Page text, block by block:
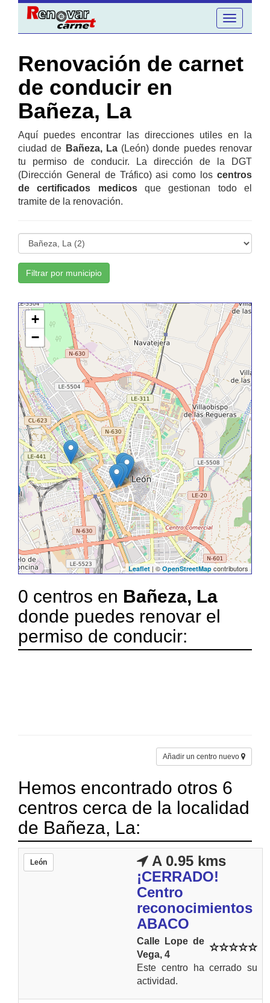
Toggle
navigation
Renovación de carnet
de conducir en
Bañeza, La
Aquí puedes encontrar las direcciones utiles en la
ciudad de Bañeza, La(León) donde puedes renovar
tu permiso de conducir. La dirección de la DGT
(Dirección General de Tráfico) asi como los centros
de certificados medicosque gestionan todo el
tramite de la renovación.
Filtrar por municipio
+
−
Leaflet | ©OpenStreetMap contributors
0 centros en Bañeza, La
donde puedes renovar el
permiso de conducir:
Añadir un centro nuevo
Hemos encontrado otros 6
centros cerca de la localidad
de Bañeza, La:
León
A 0.95 kms
¡CERRADO!
Centro
reconocimientos
ABACO
Calle Lope de
Vega, 4
Este centro ha cerrado su
actividad.